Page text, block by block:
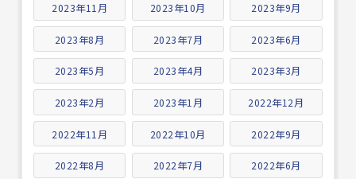
2023年11月 2023年10月 2023年9月
2023年8月 2023年7月 2023年6月
2023年5月 2023年4月 2023年3月
2023年2月 2023年1月 2022年12月
2022年11月 2022年10月 2022年9月
2022年8月 2022年7月 2022年6月